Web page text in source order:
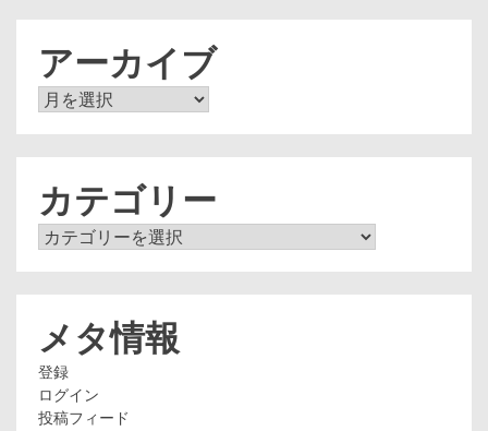
アーカイブ
ア
カテゴリー
カ
メタ情報
登録
ログイン
投稿フィード